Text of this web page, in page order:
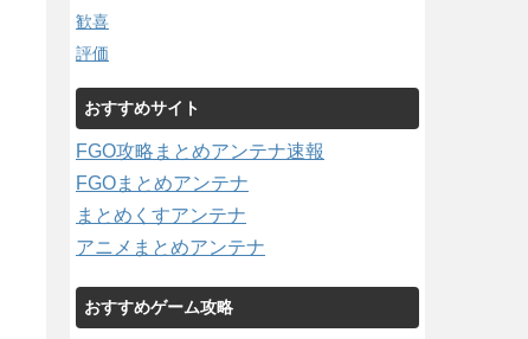
歓喜
評価
おすすめサイト
FGO攻略まとめアンテナ速報
FGOまとめアンテナ
まとめくすアンテナ
アニメまとめアンテナ
おすすめゲーム攻略